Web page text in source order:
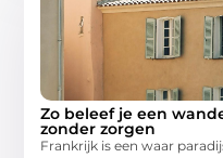
Zo beleef je een
zonder zorgen
Frankrijk is een waar